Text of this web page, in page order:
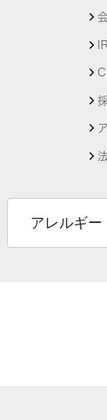
アレルギー